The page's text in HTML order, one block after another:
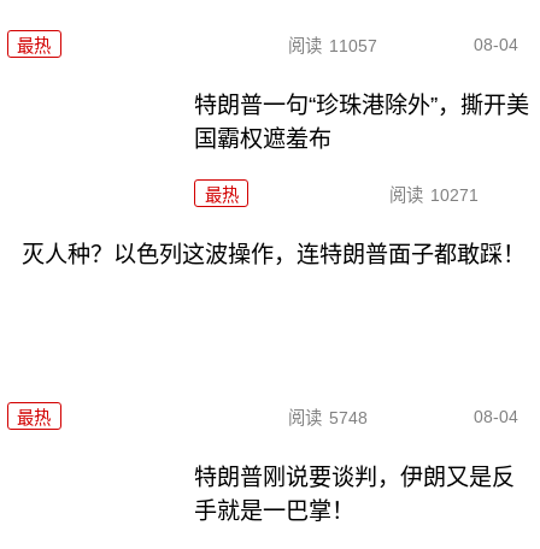
最热 阅读 11057 08-04
特朗普一句“珍珠港除外”，撕开美
国霸权遮羞布
最热 阅读 10271
灭人种？以色列这波操作，连特朗普面子都敢踩！
最热 阅读 5748 08-04
特朗普刚说要谈判，伊朗又是反
手就是一巴掌！